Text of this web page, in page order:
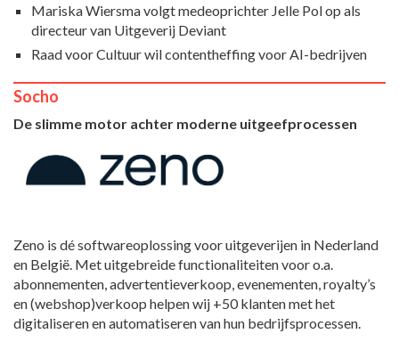
Mariska Wiersma volgt medeoprichter Jelle Pol op als
directeur van Uitgeverij Deviant
Raad voor Cultuur wil contentheffing voor AI-bedrijven
Socho
De slimme motor achter moderne uitgeefprocessen
Zeno is dé softwareoplossing voor uitgeverijen in Nederland
en België. Met uitgebreide functionaliteiten voor o.a.
abonnementen, advertentieverkoop, evenementen, royalty’s
en (webshop)verkoop helpen wij +50 klanten met het
digitaliseren en automatiseren van hun bedrijfsprocessen.